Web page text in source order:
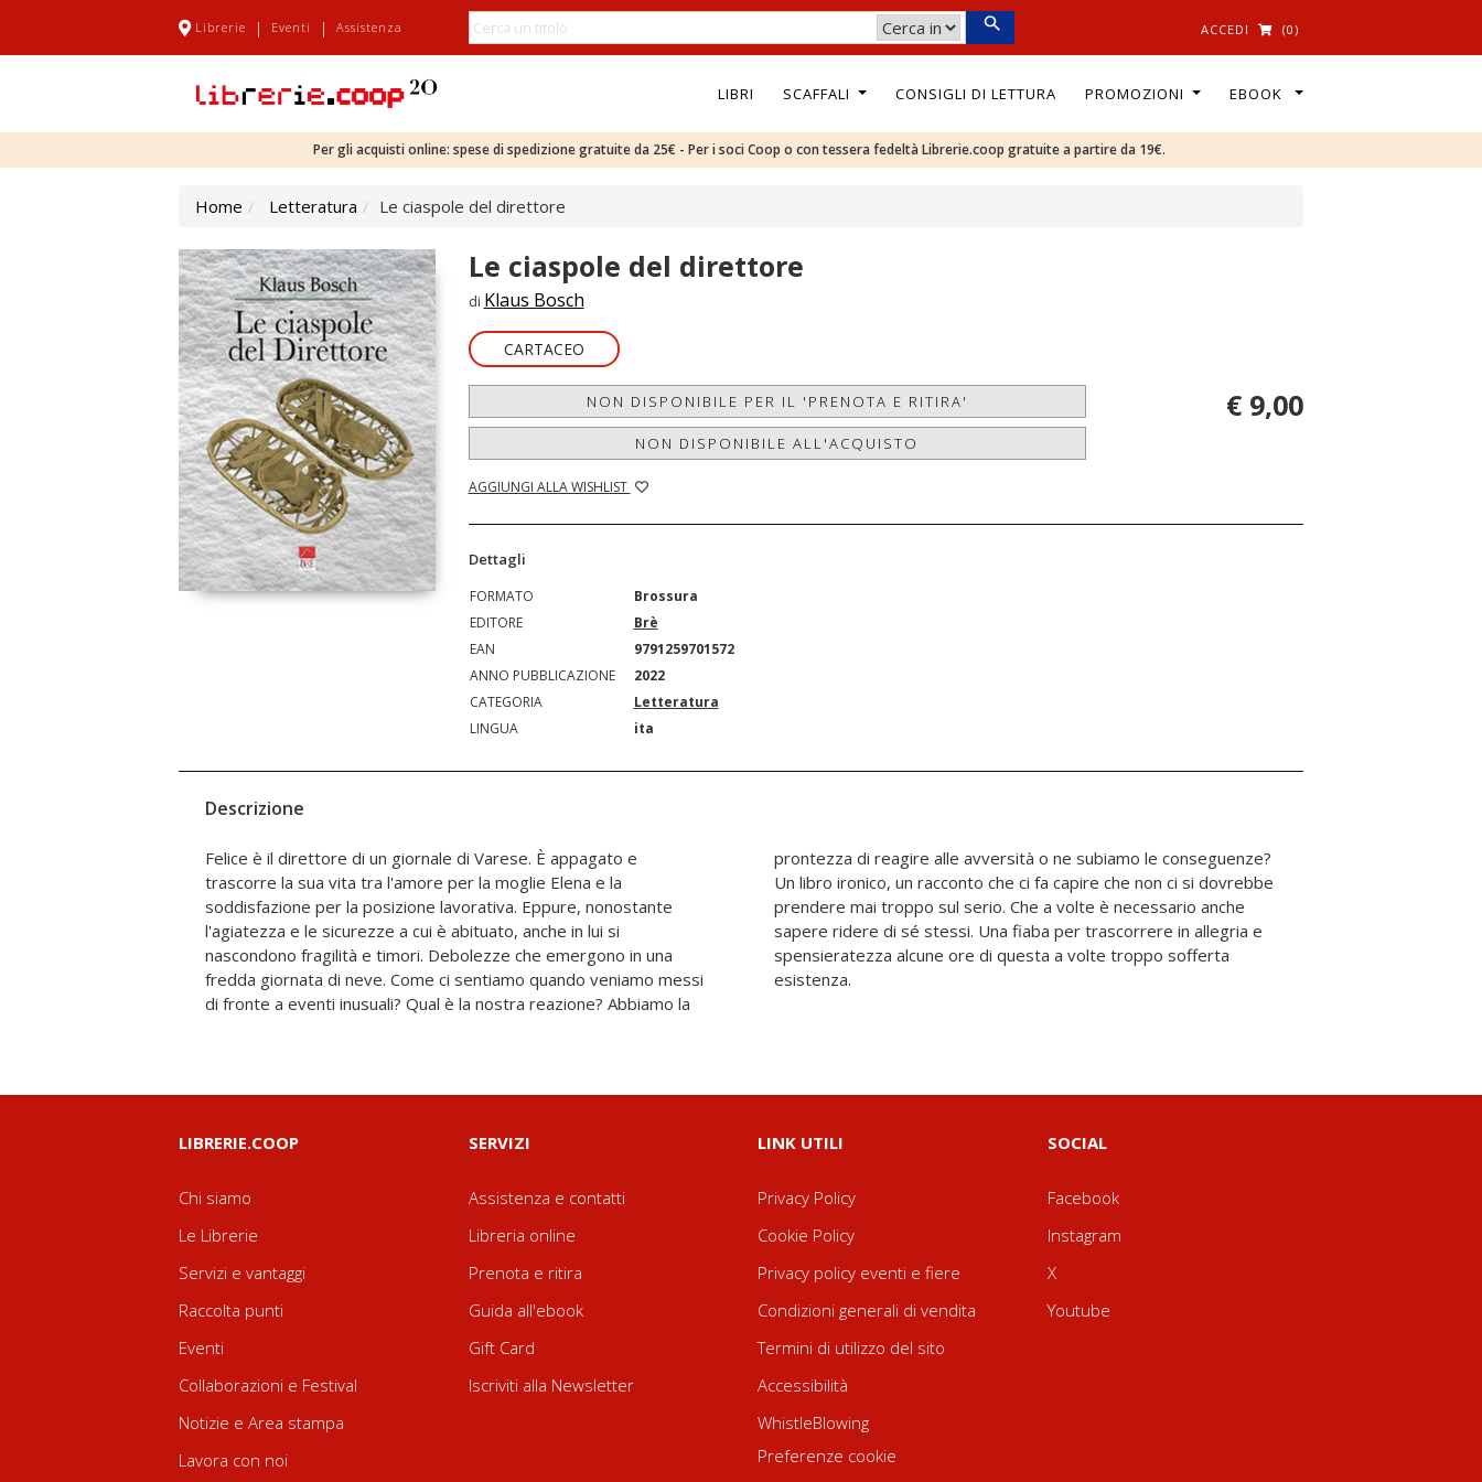
Librerie | Eventi | Assistenza ACCEDI (0)
LIBRI SCAFFALI CONSIGLI DI LETTURA PROMOZIONI EBOOK
Per gli acquisti online: spese di spedizione gratuite da 25€ - Per i soci Coop o con tessera fedeltà Librerie.coop gratuite a partire da 19€.
Home Letteratura Le ciaspole del direttore
Le ciaspole del direttore
di Klaus Bosch
CARTACEO
NON DISPONIBILE PER IL 'PRENOTA E RITIRA'
NON DISPONIBILE ALL'ACQUISTO
AGGIUNGI ALLA WISHLIST
€ 9,00
Dettagli
FORMATO
Brossura
EDITORE
Brè
EAN
9791259701572
ANNO PUBBLICAZIONE
2022
CATEGORIA
Letteratura
LINGUA
ita
Descrizione
Felice è il direttore di un giornale di Varese. È appagato e
trascorre la sua vita tra l'amore per la moglie Elena e la
soddisfazione per la posizione lavorativa. Eppure, nonostante
l'agiatezza e le sicurezze a cui è abituato, anche in lui si
nascondono fragilità e timori. Debolezze che emergono in una
fredda giornata di neve. Come ci sentiamo quando veniamo messi
di fronte a eventi inusuali? Qual è la nostra reazione? Abbiamo la
prontezza di reagire alle avversità o ne subiamo le conseguenze?
Un libro ironico, un racconto che ci fa capire che non ci si dovrebbe
prendere mai troppo sul serio. Che a volte è necessario anche
sapere ridere di sé stessi. Una fiaba per trascorrere in allegria e
spensieratezza alcune ore di questa a volte troppo sofferta
esistenza.
LIBRERIE.COOP
Chi siamo
Le Librerie
Servizi e vantaggi
Raccolta punti
Eventi
Collaborazioni e Festival
Notizie e Area stampa
Lavora con noi
SERVIZI
Assistenza e contatti
Libreria online
Prenota e ritira
Guida all'ebook
Gift Card
Iscriviti alla Newsletter
LINK UTILI
Privacy Policy
Cookie Policy
Privacy policy eventi e fiere
Condizioni generali di vendita
Termini di utilizzo del sito
Accessibilità
WhistleBlowing
Preferenze cookie
SOCIAL
Facebook
Instagram
X
Youtube